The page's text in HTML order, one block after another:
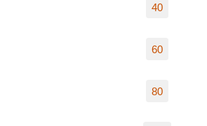
40
60
80